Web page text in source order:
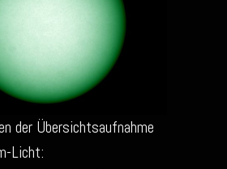
der Übersichtsaufnahme
Licht: